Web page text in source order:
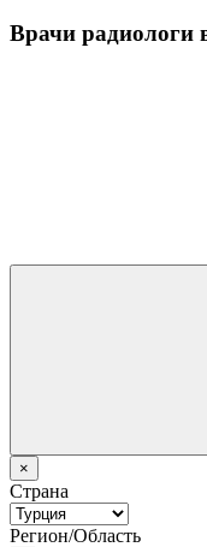
Врачи радиологи
×
Страна
Регион/Область